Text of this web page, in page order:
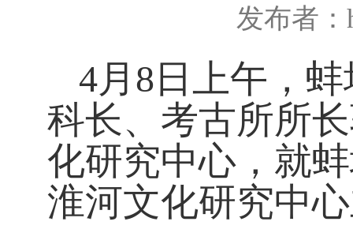
发布者：
4月8日上午，
科长、考古所所
化研究中心，就
淮河文化研究中